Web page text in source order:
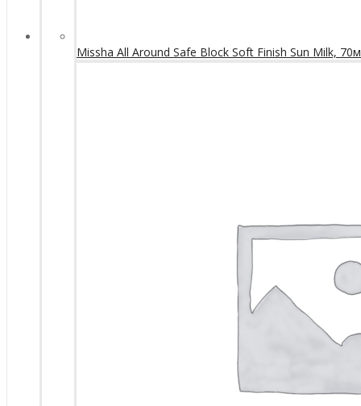
Missha All Around Safe Block Soft Finish Sun Milk,